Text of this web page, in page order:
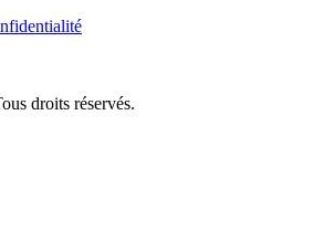
droits réservés.